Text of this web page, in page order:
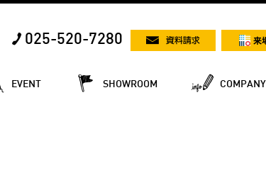
025-520-7280
EVENT SHOWROOM COMPANY